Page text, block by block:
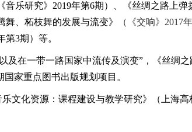
音乐研究》2019年第6期）、《丝绸之路上弹
、柘枝舞的发展与流变》
（《交响》 2017
第3期）等。
及在一带一路国家中流传及演变”，《丝绸
国家重点图书出版规划项目。
乐文化资源：课程建设与教学研究》（上海